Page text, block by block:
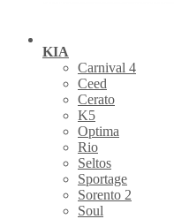
KIA
Carnival 4
Ceed
Cerato
K5
Optima
Rio
Seltos
Sportage
Sorento 2
Soul